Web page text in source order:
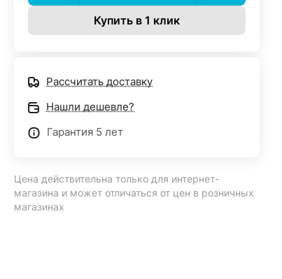
Купить в 1 клик
Рассчитать доставку
Нашли дешевле?
Гарантия 5 лет
Цена действительна только для интернет-
магазина и может отличаться от цен в розничных
магазинах